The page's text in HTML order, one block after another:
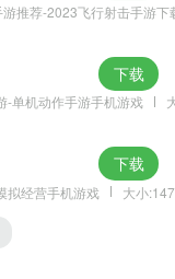
推荐-2023飞行射击手游下
-单机动作手游手机游戏
下载
拟经营手机游戏 大小
下载